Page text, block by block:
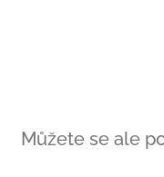
Můžete se ale